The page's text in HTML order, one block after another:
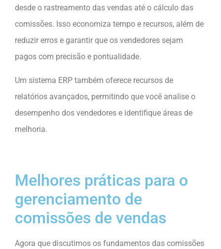
desde o rastreamento das vendas até o cálculo das
comissões. Isso economiza tempo e recursos, além de
reduzir erros e garantir que os vendedores sejam
pagos com precisão e pontualidade.
Um sistema ERP também oferece recursos de
relatórios avançados, permitindo que você analise o
desempenho dos vendedores e identifique áreas de
melhoria.
Melhores práticas para o
gerenciamento de
comissões de vendas
Agora que discutimos os fundamentos das comissões